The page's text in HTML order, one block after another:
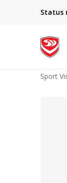
Status
Sport